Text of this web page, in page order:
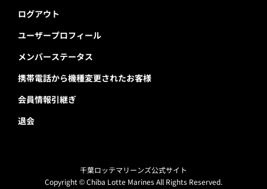
ログアウト
ユーザープロフィール
メンバーステータス
携帯電話から機種変更されたお客様
会員情報引継ぎ
退会
千葉ロッテマリーンズ公式サイト
Copyright © Chiba Lotte Marines All Rights Reserved.